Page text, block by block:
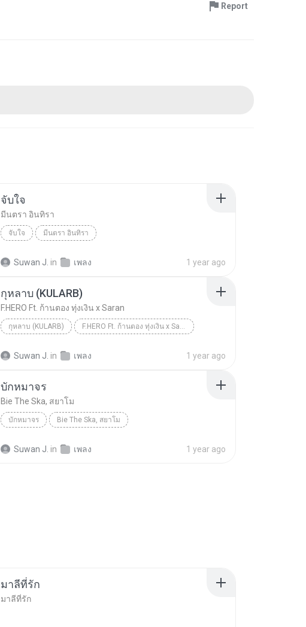
Report
จับใจ
มีนตรา อินทิรา
จับใจ มีนตรา อินทิรา
Suwan J. in เพลง 1 year ago
กุหลาบ (KULARB)
F.HERO Ft. ก้านตอง ทุ่งเงิน x Saran
กุหลาบ (KULARB) F.HERO Ft. ก้านตอง ทุ่งเงิน x Saran
Suwan J. in เพลง 1 year ago
บักหมาจร
Bie The Ska, สยาโม
บักหมาจร Bie The Ska, สยาโม
Suwan J. in เพลง 1 year ago
มาลีที่รัก
มาลีที่รัก